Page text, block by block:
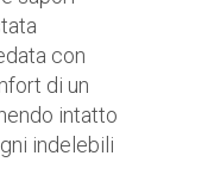
con
di un
intatto
indelebili